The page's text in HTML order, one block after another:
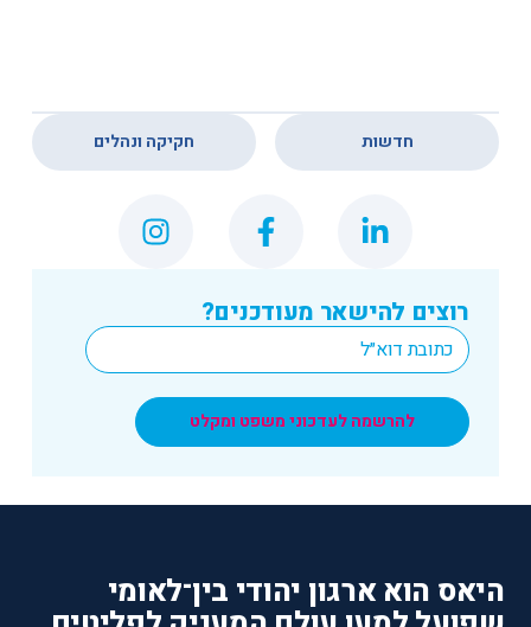
רוצים להישאר מעודכנים?
Email
*
להרשמה לעדכוני משפט ומקלט
חדשות חקיקה ונהלים
היאס הוא ארגון יהודי בין־לאומי